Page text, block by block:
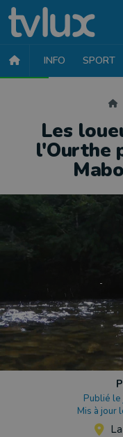
INFO SPORT
Les
l'Ourthe
Publié le
Mis à jour